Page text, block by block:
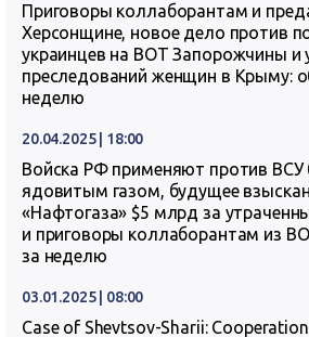
Приговоры коллаборантам и
Херсонщине, новое дело против
украинцев на ВОТ Запорожчины и
преследований женщин в Крыму:
неделю
20.04.2025 | 18:00
Войска РФ применяют против ВСУ
ядовитым газом, будущее
«Нафтогаза» $5 млрд за
и приговоры коллаборантам из
за неделю
03.01.2025 | 08:00
Case of Shevtsov-Sharii: